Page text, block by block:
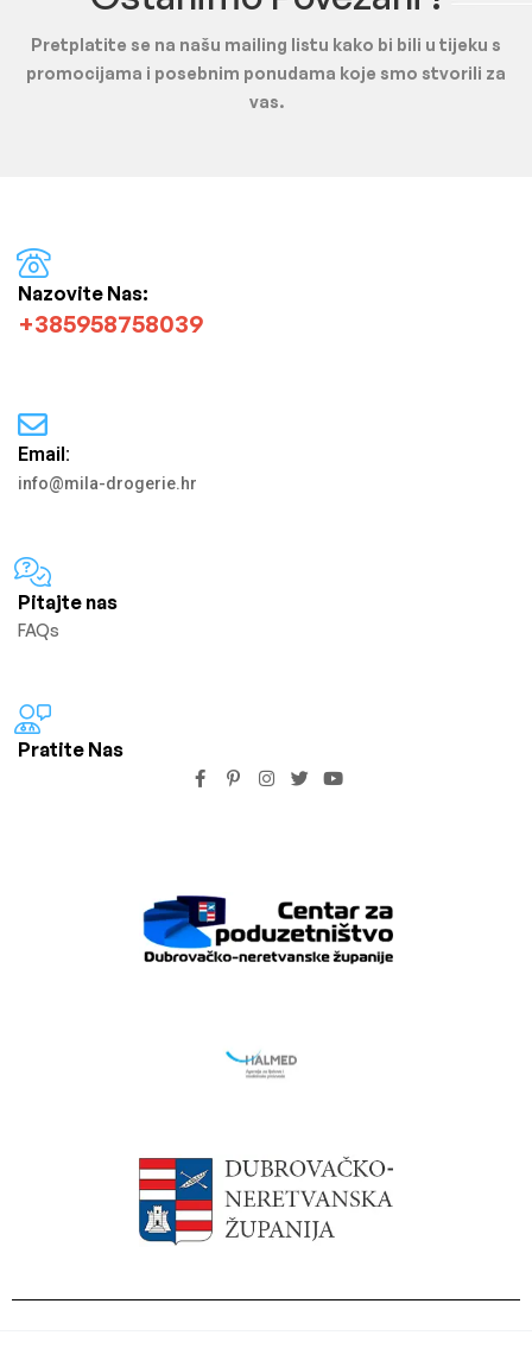
Pretplatite se na našu mailing listu kako bi bili u tijeku s
promocijama i posebnim ponudama koje smo stvorili za
vas.
Nazovite Nas:
+385958758039
Email:
info@mila-drogerie.hr
Pitajte nas
FAQs
Pratite Nas